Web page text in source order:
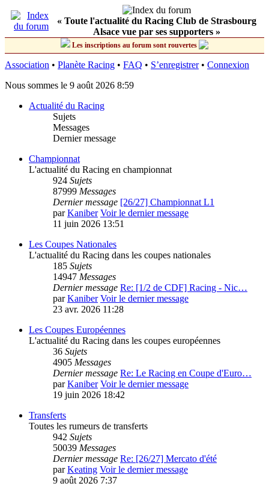
« Toute l'actualité du Racing Club de Strasbourg
Alsace vue par ses supporters »
Les inscriptions au forum sont rouvertes
Association • Planète Racing • FAQ • S’enregistrer• Connexion
Nous sommes le 9 août 2026 8:59
Actualité du Racing
Sujets
Messages
Dernier message
Championnat
L'actualité du Racing en championnat
924 Sujets
87999 Messages
Dernier message [26/27] Championnat L1
parKaniber Voir le dernier message
11 juin 2026 13:51
Les Coupes Nationales
L'actualité du Racing dans les coupes nationales
185 Sujets
14947 Messages
Dernier message Re: [1/2 de CDF] Racing - Nic…
parKaniber Voir le dernier message
23 avr. 2026 11:28
Les Coupes Européennes
L'actualité du Racing dans les coupes européennes
36 Sujets
4905 Messages
Dernier message Re: Le Racing en Coupe d'Euro…
parKaniber Voir le dernier message
19 juin 2026 18:42
Transferts
Toutes les rumeurs de transferts
942 Sujets
50039 Messages
Dernier message Re: [26/27] Mercato d'été
parKeating Voir le dernier message
9 août 2026 7:37